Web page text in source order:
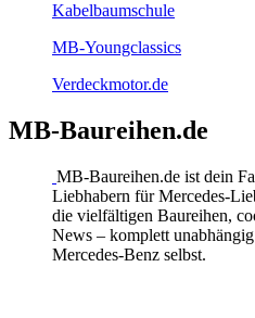
Kabelbaumschule
MB-Youngclassics
Verdeckmotor.de
MB-Baureihen.de
MB-Baureihen.de ist dein
Liebhabern für Mercedes-
die vielfältigen Baureihen,
News – komplett
Mercedes-Benz selbst.